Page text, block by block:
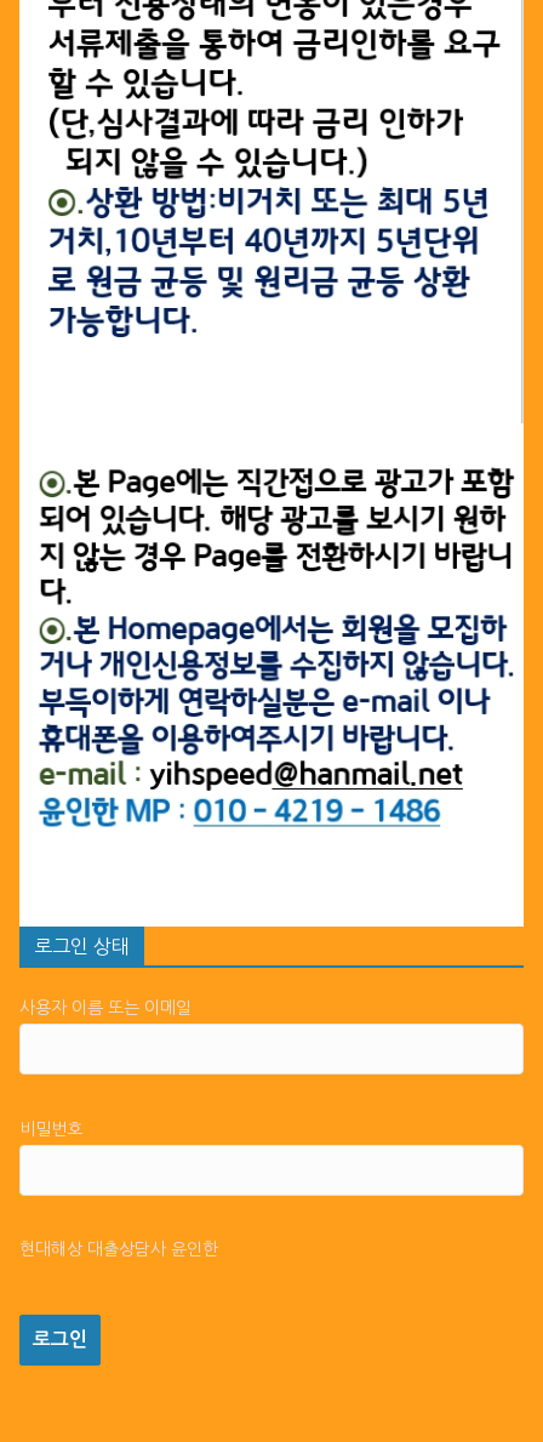
로그인 상태
사용자 이름 또는 이메일
비밀번호
현대해상 대출상담사 윤인한